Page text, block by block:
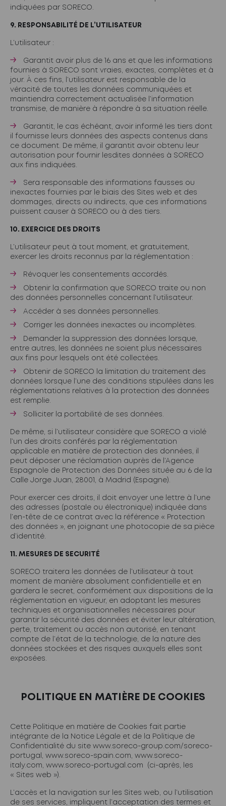
indiquées par SORECO.
9. RESPONSABILITÉ DE L’UTILISATEUR
L’utilisateur :
Garantit avoir plus de 16 ans et que les informations
fournies à SORECO sont vraies, exactes, complètes et à
jour. À ces fins, l’utilisateur est responsable de la
véracité de toutes les données communiquées et
maintiendra correctement actualisée l’information
transmise, de manière à répondre à sa situation réelle.
Garantit, le cas échéant, avoir informé les tiers dont
il fournisse leurs données des aspects contenus dans
ce document. De même, il garantit avoir obtenu leur
autorisation pour fournir lesdites données à SORECO
aux fins indiquées.
Sera responsable des informations fausses ou
inexactes fournies par le biais des Sites web et des
dommages, directs ou indirects, que ces informations
puissent causer à SORECO ou à des tiers.
10. EXERCICE DES DROITS
L’utilisateur peut à tout moment, et gratuitement,
exercer les droits reconnus par la réglementation :
Révoquer les consentements accordés.
Obtenir la confirmation que SORECO traite ou non
des données personnelles concernant l’utilisateur.
Accéder à ses données personnelles.
Corriger les données inexactes ou incomplètes.
Demander la suppression des données lorsque,
entre autres, les données ne soient plus nécessaires
aux fins pour lesquels ont été collectées.
Obtenir de SORECO la limitation du traitement des
données lorsque l’une des conditions stipulées dans les
réglementations relatives à la protection des données
est remplie.
Solliciter la portabilité de ses données.
De même, si l’utilisateur considère que SORECO a violé
l’un des droits conférés par la réglementation
applicable en matière de protection des données, il
peut déposer une réclamation auprès de l’Agence
Espagnole de Protection des Données située au 6 de la
Calle Jorge Juan, 28001, à Madrid (Espagne).
Pour exercer ces droits, il doit envoyer une lettre à l’une
des adresses (postale ou électronique) indiquée dans
l’en-tête de ce contrat avec la référence « Protection
des données », en joignant une photocopie de sa pièce
d’identité.
11. MESURES DE SECURITÉ
SORECO traitera les données de l’utilisateur à tout
moment de manière absolument confidentielle et en
gardera le secret, conformément aux dispositions de la
réglementation en vigueur, en adoptant les mesures
techniques et organisationnelles nécessaires pour
garantir la sécurité des données et éviter leur altération,
perte, traitement ou accès non autorisé, en tenant
compte de l’état de la technologie, de la nature des
données stockées et des risques auxquels elles sont
exposées.
POLITIQUE EN MATIÈRE DE COOKIES
Cette Politique en matière de Cookies fait partie
intégrante de la Notice Légale et de la Politique de
Confidentialité du site www.soreco-group.com/soreco-
portugal
www.soreco-spain.com
www.soreco-
italy.com
www.soreco-portugal.com (ci-après, les
« Sites web »).
L’accès et la navigation sur les Sites web, ou l’utilisation
de ses services, impliquent l’acceptation des termes et